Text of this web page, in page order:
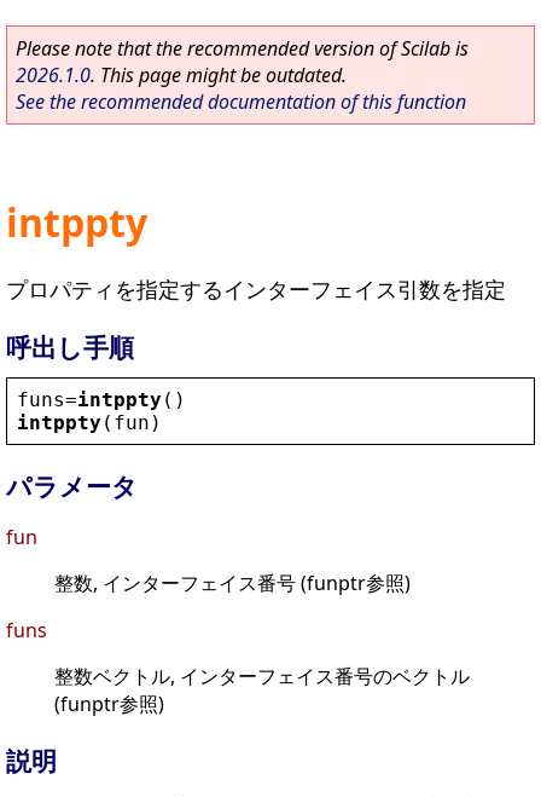
Please note that the recommended version of Scilab is
2026.1.0. This page might be outdated.
See the recommended documentation of this function
intppty
プロパティを指定するインターフェイス引数を指定
呼出し手順
funs=intppty ()
intppty ( fun )
パラメータ
fun
整数, インターフェイス番号 (funptr参照)
funs
整数ベクトル, インターフェイス番号のベクトル
(funptr参照)
説明